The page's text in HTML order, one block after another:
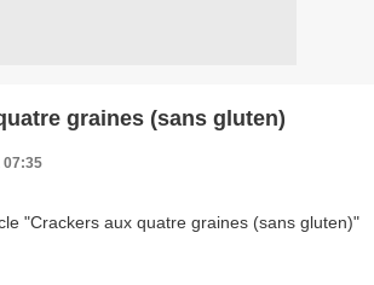
graines (sans gluten)
07:35